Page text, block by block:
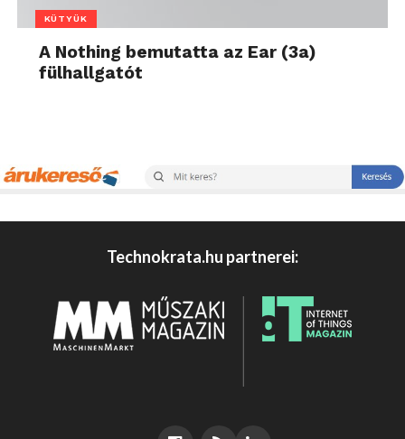
KÜTYÜK
A Nothing bemutatta az Ear (3a)
fülhallgatót
Technokrata.hu partnerei: